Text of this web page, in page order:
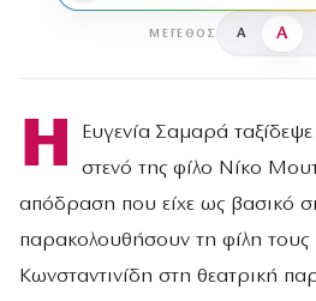
ΜΈΓΕΘΟΣ A A
Η
Ευγενία Σαμαρά
στενό της φίλο Νίκο
απόδραση που είχε ως βασικό
παρακολουθήσουν τη φίλη τους
Κωνσταντινίδη στη θεατρική